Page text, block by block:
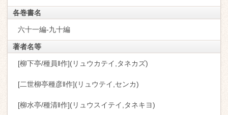
各巻書名
六十一編-九十編
著者名等
[柳下亭/種員‖作](リュウカテイ,タネカズ)
[二世柳亭種彦‖作](リュウテイ,センカ)
[柳水亭/種清‖作](リュウスイテイ,タネキヨ)